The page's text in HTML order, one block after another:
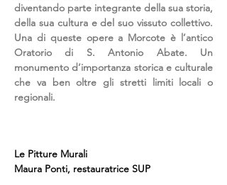
diventando parte integrante della sua storia,
della sua cultura e del suo vissuto collettivo.
Una di queste opere a Morcote è l’antico
Oratorio di S. Antonio Abate. Un
monumento d’importanza storica e culturale
che va ben oltre gli stretti limiti locali o
regionali.
Le Pitture Murali
Maura Ponti, restauratrice SUP